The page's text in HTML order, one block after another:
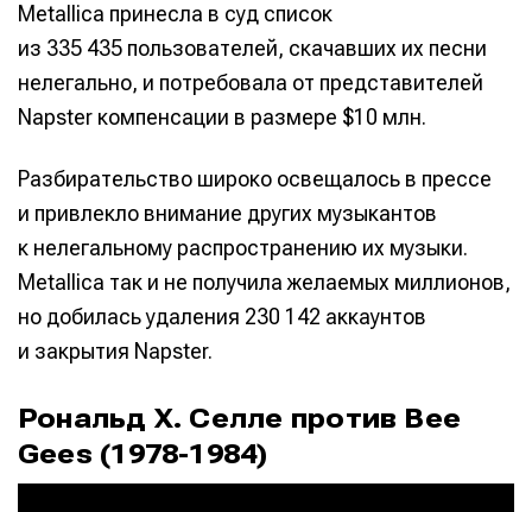
Metallica принесла в суд список
из 335 435 пользователей, скачавших их песни
нелегально, и потребовала от представителей
Napster компенсации в размере $10 млн.
Разбирательство широко освещалось в прессе
и привлекло внимание других музыкантов
к нелегальному распространению их музыки.
Metallica так и не получила желаемых миллионов,
но добилась удаления 230 142 аккаунтов
и закрытия Napster.
Рональд Х. Селле против Bee
Gees (1978-1984)